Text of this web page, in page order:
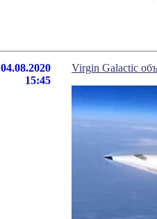
04.08.2020
15:45
Virgin Galactic